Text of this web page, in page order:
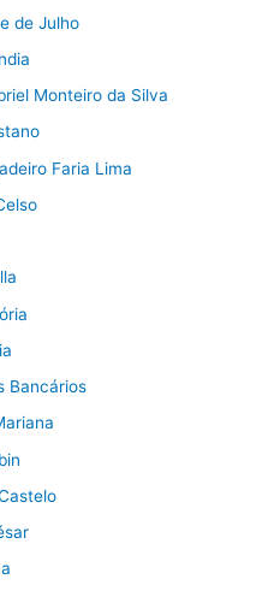
de Julho
Monteiro da Silva
Faria Lima
Bancários